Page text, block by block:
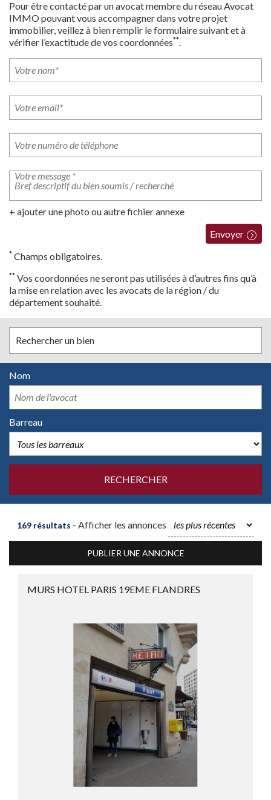
Pour être contacté par un avocat membre du réseau Avocat
IMMO pouvant vous accompagner dans votre projet
immobilier, veillez à bien remplir le formulaire suivant et à
vérifier l’exactitude de vos coordonnées**.
+ ajouter une photo ou autre fichier annexe
Envoyer
* Champs obligatoires.
** Vos coordonnées ne seront pas utilisées à d’autres fins qu’à
la mise en relation avec les avocats de la région / du
département souhaité.
Rechercher un bien
Nom
Barreau
169 résultats - Afficher les annonces
PUBLIER UNE ANNONCE
MURS HOTEL PARIS 19EME FLANDRES